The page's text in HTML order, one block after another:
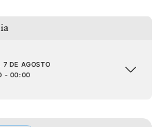
7 DE AGOSTO
- 00:00